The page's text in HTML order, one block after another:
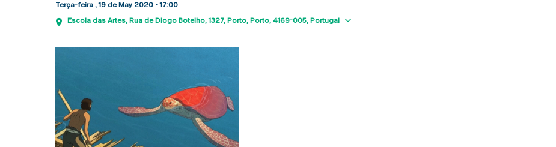
Terça-feira , 19 de May 2020 - 17:00
Escola das Artes Rua de Diogo Botelho, 1327 Porto Porto 4169-005 Portugal